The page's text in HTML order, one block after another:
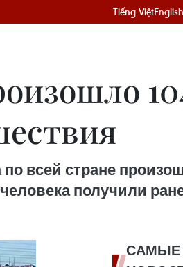
Tiếng ViệtEnglish
всей стране
получили
САМЫЕ